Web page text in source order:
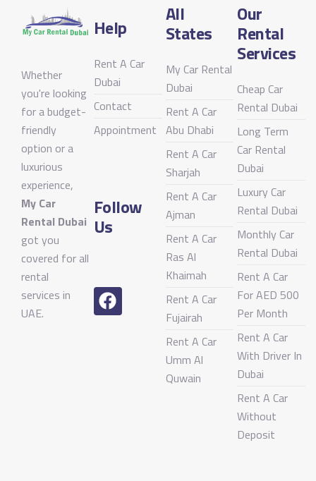
Whether
you're looking
for a budget-
friendly
option or a
luxurious
experience,
My Car
Rental Dubai
got you
covered for all
rental
services in
UAE.
Help
Rent A Car
Dubai
Contact
Appointment
Follow
Us
All
States
My Car Rental
Dubai
Rent A Car
Abu Dhabi
Rent A Car
Sharjah
Rent A Car
Ajman
Rent A Car
Ras Al
Khaimah
Rent A Car
Fujairah
Rent A Car
Umm Al
Quwain
Our
Rental
Services
Cheap Car
Rental Dubai
Long Term
Car Rental
Dubai
Luxury Car
Rental Dubai
Monthly Car
Rental Dubai
Rent A Car
For AED 500
Per Month
Rent A Car
With Driver In
Dubai
Rent A Car
Without
Deposit